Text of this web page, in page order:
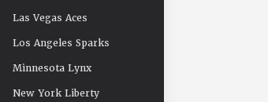
Las Vegas Aces
Los Angeles Sparks
Minnesota Lynx
New York Liberty